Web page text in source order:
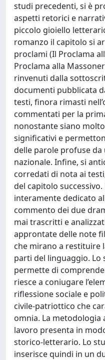
studi precedenti, si è
aspetti retorici e
piccolo gioiello
romanzo il capitolo si
proclami (Il Proclama
Proclama alla
rinvenuti dalla
documenti pubblicata
testi, finora rimasti
commentati per la
nonostante siano
significativi e
delle parole profuse da
nazionale. Infine, si
corredati di nota ai
del capitolo successivo.
interamente dedicato
commento dei due
mai trascritti e
approntate delle note
che mirano a restituire
parti del linguaggio. Lo
permette di
riesce a coniugare
riflessione sociale e
civile-patriottico che
omnia. La
lavoro presenta in
storico-letterario. Lo
inserisce quindi in un